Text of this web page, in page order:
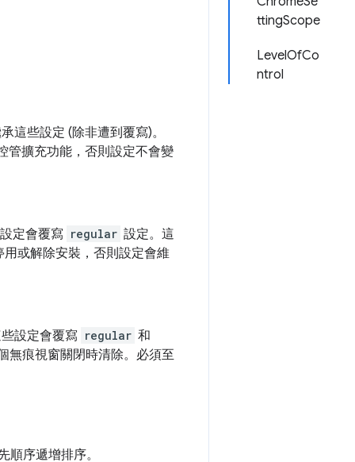
ttingScope
LevelOfCo
ntrol
這些設定 (除非遭到覆寫)。
管擴充功能，否則設定不會變
定會覆寫 regular 設定。這
或解除安裝，否則設定會維
設定會覆寫 regular 和
無痕視窗關閉時清除。必須至
序遞增排序。